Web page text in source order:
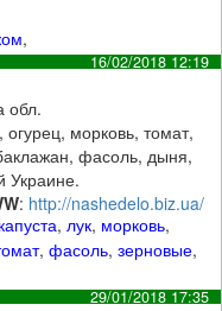
,
16/02/2018 12:19
обл.
морковь, томат,
фасоль, дыня,
Украине.
: http://nashedelo.biz.ua/
капуста, лук, морковь,
,фасоль,зерновые,
29/01/2018 17:35